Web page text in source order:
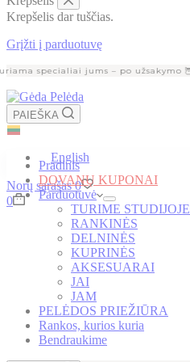
Krepšelis dar tuščias.
Grįžti į parduotuvę
specialiai jums – po užsakymo 🦉
PAIEŠKA
English
Norų sąrašas 0
Krepšelis
0
Pradinis
DOVANŲ KUPONAI
Parduotuvė
TURIME
RANKINĖS
DELNINĖS
KUPRINĖS
AKSESUARAI
JAI
JAM
PELĖDOS PRIEŽIŪRA
Rankos, kurios kuria
Bendraukime